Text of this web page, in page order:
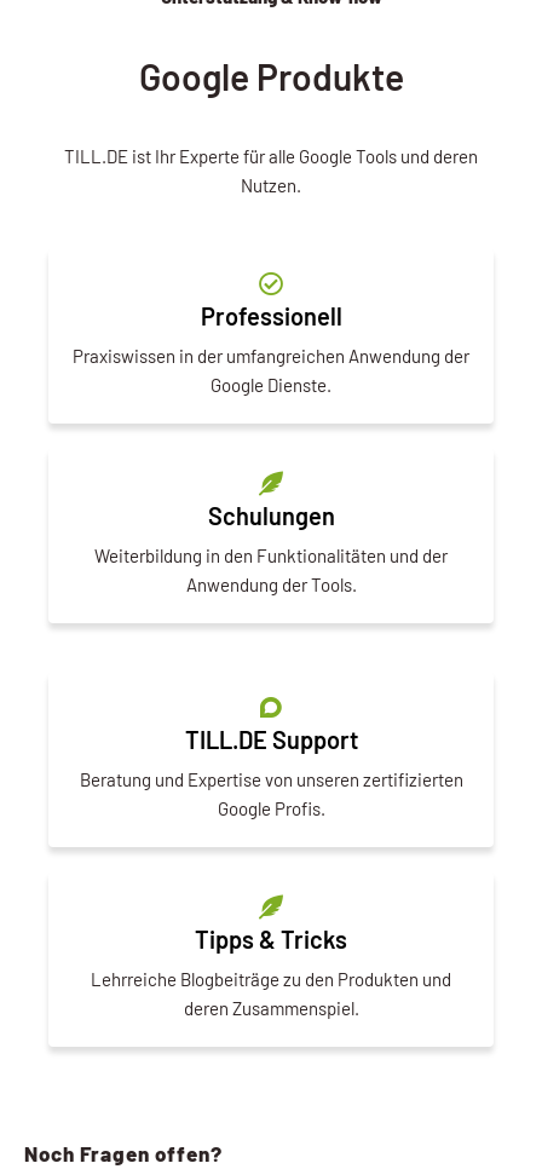
Google Produkte
TILL.DE ist Ihr Experte für alle Google Tools und deren
Nutzen.
Professionell
Praxiswissen in der umfangreichen Anwendung der
Google Dienste.
Schulungen
Weiterbildung in den Funktionalitäten und der
Anwendung der Tools.
TILL.DE Support
Beratung und Expertise von unseren zertifizierten
Google Profis.
Tipps & Tricks
Lehrreiche Blogbeiträge zu den Produkten und
deren Zusammenspiel.
Noch Fragen offen?